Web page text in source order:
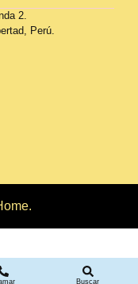
2.
Perú.
Buscar